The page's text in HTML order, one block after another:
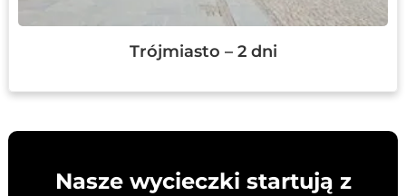
Trójmiasto – 2 dni
Nasze wycieczki startują z